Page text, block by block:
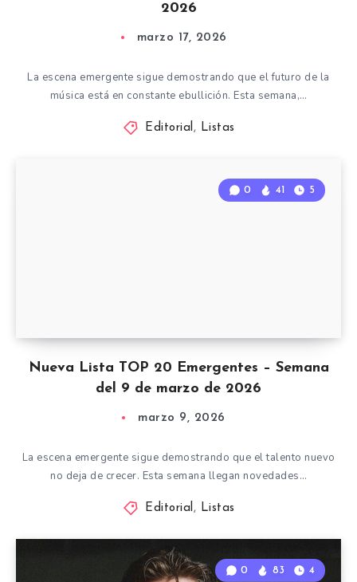
2026
marzo 17, 2026
La escena emergente sigue demostrando que el futuro de la
música está en constante ebullición. Esta semana,…
Editorial, Listas
Nueva Lista TOP 20 Emergentes – Semana
del 9 de marzo de 2026
0 41 5
marzo 9, 2026
La escena emergente sigue demostrando que el talento nuevo
no deja de crecer. Esta semana llegan novedades…
Editorial, Listas
0 83 4